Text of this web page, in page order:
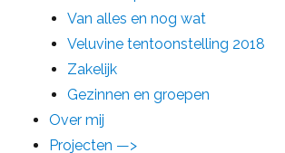
Van alles en nog wat
Veluvine tentoonstelling 2018
Zakelijk
Gezinnen en groepen
Over mij
Projecten —>